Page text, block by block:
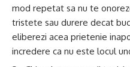
mod repetat sa nu te
tristete sau durere decat
eliberezi acea prietenie
incredere ca nu este locul